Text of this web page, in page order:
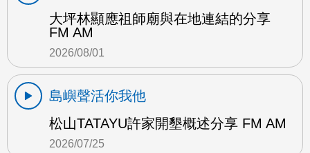
大坪林顯應祖師廟與在地連結的分享
FM AM
2026/08/01
島嶼聲活你我他
松山TATAYU許家開墾概述分享 FM AM
2026/07/25